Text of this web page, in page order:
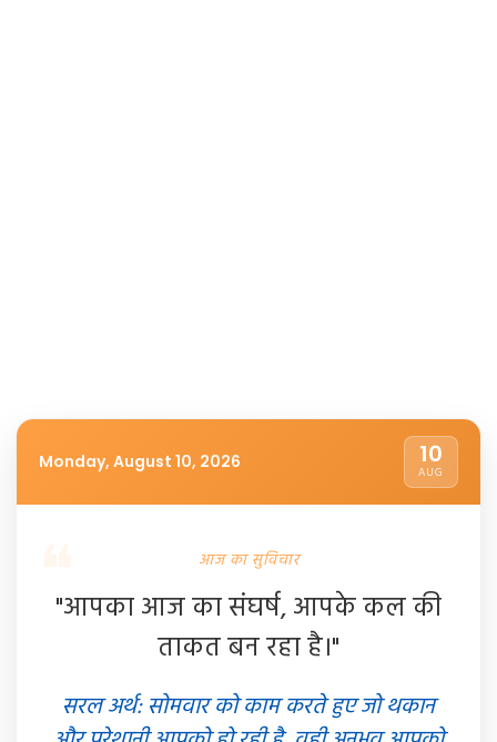
Monday, August 10, 2026 10
AUG
आज का सुविचार
"आपका आज का संघर्ष, आपके कल की
ताकत बन रहा है।"
सरल अर्थ: सोमवार को काम करते हुए जो थकान